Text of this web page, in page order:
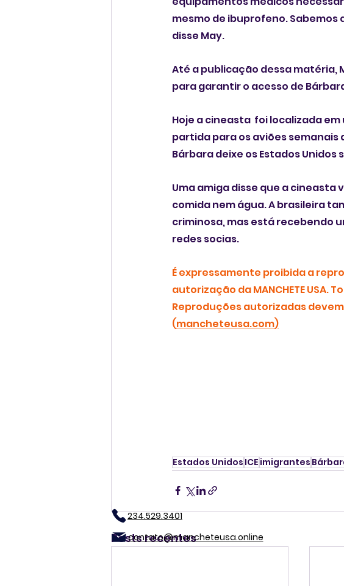
mesmo de ibuprofeno. Sabemos
disse May.
Até a publicação dessa matéria,
para garantir o acesso de
Hoje a cineasta  foi localizada
partida para os aviões semanais
Bárbara deixe os Estados Unidos
Uma amiga disse que a cineasta
comida nem água. A brasileira
criminosa, mas está recebendo
redes socias.
É expressamente proibida a
autorização da MANCHETE
Reproduções autorizadas devem
(mancheteusa.com)
Estados Unidos ICE imigrantes
Posts recentes
234.529.3401
contato@mancheteusa.online